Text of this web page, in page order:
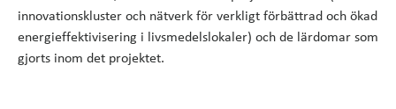
innovationskluster och nätverk för verkligt förbättrad och ökad
energieffektivisering i livsmedelslokaler) och de lärdomar som
gjorts inom det projektet.